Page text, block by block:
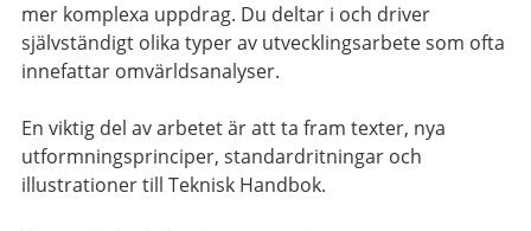
mer komplexa uppdrag. Du deltar i och driver
självständigt olika typer av utvecklingsarbete som ofta
innefattar omvärldsanalyser.
En viktig del av arbetet är att ta fram texter, nya
utformningsprinciper, standardritningar och
illustrationer till Teknisk Handbok.